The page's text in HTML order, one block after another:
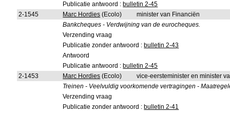
Publicatie antwoord : bulletin 2-45
2-1545
Marc Hordies (Ecolo)
minister van Financiën
Bankcheques - Verdwijning van de eurocheques.
Verzending vraag
Publicatie zonder antwoord : bulletin 2-43
Antwoord
Publicatie antwoord : bulletin 2-45
2-1453
Marc Hordies (Ecolo)
vice-eersteminister en minister
Treinen - Veelvuldig voorkomende vertragingen -
Verzending vraag
Publicatie zonder antwoord : bulletin 2-41